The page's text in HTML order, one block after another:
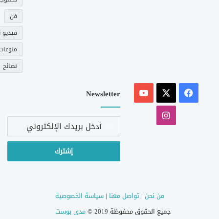
فن
فيديو
نصائح
فيسبوك
‫YouTube
انستقرام
Newsletter
أدخل
الإلكتروني
من نحن |تواصل معنا |سياسة الخصوصية
جميع الحقوق محفوظة 2019 ©
مدى بوست